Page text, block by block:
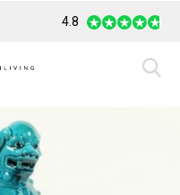
Safe Payment
4.8